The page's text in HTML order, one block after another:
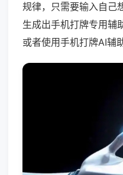
规律，只需要输入自己
生成出手机打牌专用辅
或者使用手机打牌AI辅